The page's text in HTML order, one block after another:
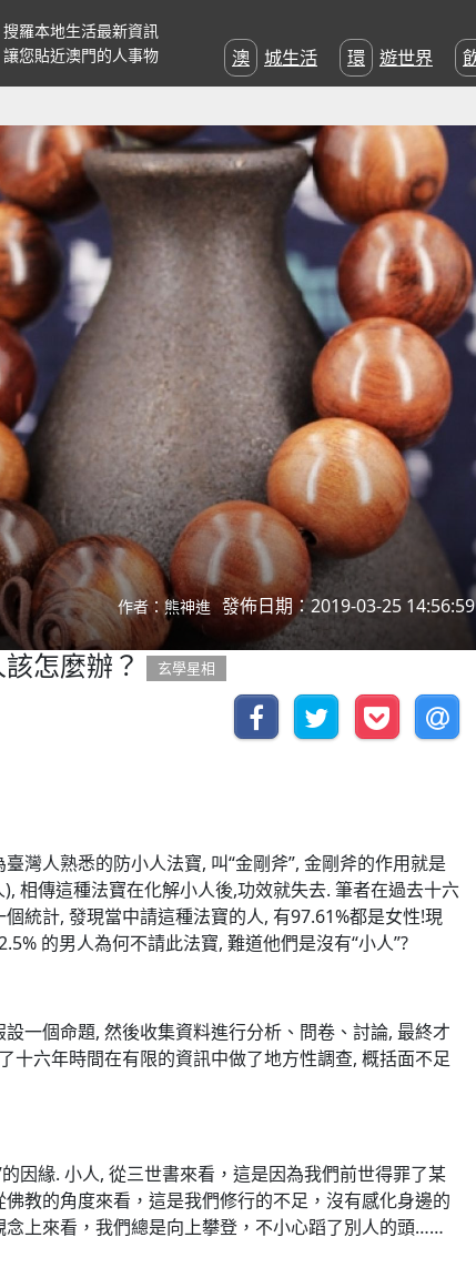
搜羅本地生活最新資訊
讓您貼近澳門的人事物
澳城生活 環遊世界
作者：熊神進 發佈日期：2019-03-25 14:56:59
怎麼辦？ 玄學星相
灣人熟悉的防小人法寶, 叫“金剛斧”, 金剛斧的作用就是
相傳這種法寶在化解小人後,功效就失去. 筆者在過去十六
統計, 發現當中請這種法寶的人, 有97.61%都是女性!現
的男人為何不請此法寶, 難道他們是沒有“小人”?
一個命題, 然後收集資料進行分析、問卷、討論, 最終才
十六年時間在有限的資訊中做了地方性調查, 概括面不足
因緣. 小人, 從三世書來看，這是因為我們前世得罪了某
教的角度來看，這是我們修行的不足，沒有感化身邊的
念上來看，我們總是向上攀登，不小心蹈了別人的頭……